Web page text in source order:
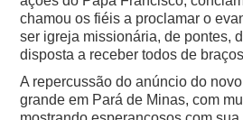
chamou os fiéis a proclamar o
ser igreja missionária, de pontes,
disposta a receber todos de
A repercussão do anúncio do
grande em Pará de Minas, com